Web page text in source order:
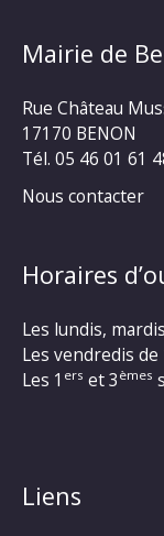
Mairie de
Rue Château
17170 BENON
Tél. 05 46 01 61
Nous contacter
Horaires
Les lundis,
Les vendredis
Les 1 ers et 3 èmes
Liens